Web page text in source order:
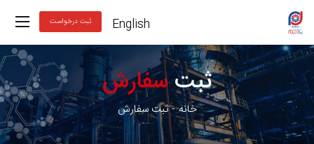
English ثبت درخواست
ثبتسفارش
خانه ثبت سفارش